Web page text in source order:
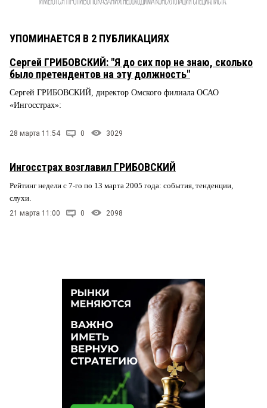
УПОМИНАЕТСЯ В 2 ПУБЛИКАЦИЯХ
Сергей ГРИБОВСКИЙ: "Я до сих пор не знаю, сколько
было претендентов на эту должность"
Сергей ГРИБОВСКИЙ, директор Омского филиала ОСАО
«Ингосстрах»:
28 марта 11:54 0 3029
Ингосстрах возглавил ГРИБОВСКИЙ
Рейтинг недели с 7-го по 13 марта 2005 года: события, тенденции,
слухи.
21 марта 11:00 0 2098